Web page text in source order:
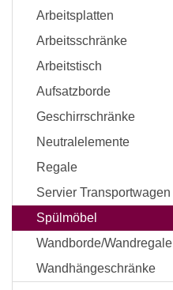
Arbeitsplatten
Arbeitsschränke
Arbeitstisch
Aufsatzborde
Geschirrschränke
Neutralelemente
Regale
Servier Transportwagen
Spülmöbel
Wandborde/Wandregale
Wandhängeschränke